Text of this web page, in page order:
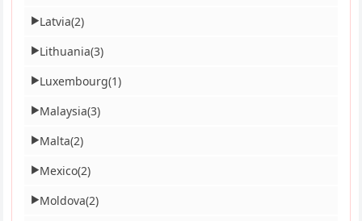
▶Latvia(2)
▶Lithuania(3)
▶Luxembourg(1)
▶Malaysia(3)
▶Malta(2)
▶Mexico(2)
▶Moldova(2)